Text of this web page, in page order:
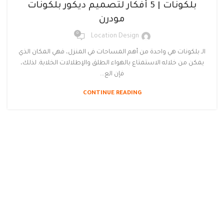
بلكونات | 5 أفكار لتصميم ديكور بلكونات
مودرن
Location Design
0
الـ بلكونات هي واحدة من أهم المساحات في المنزل، فهي المكان الذي
يمكن من خلاله الاستمتاع بالهواء الطلق والإطلالات الخلابة. لذلك،
فإن الع...
CONTINUE READING